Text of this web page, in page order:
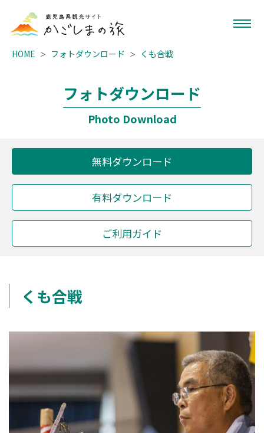
HOME フォトダウンロード くも合戦
フォトダウンロード
Photo Download
無料ダウンロード
有料ダウンロード
ご利用ガイド
くも合戦